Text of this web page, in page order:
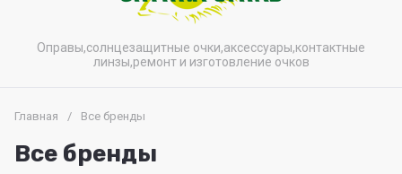
Оправы,солнцезащитные очки,аксессуары,контактные
линзы,ремонт и изготовление очков
Главная / Все бренды
Все бренды